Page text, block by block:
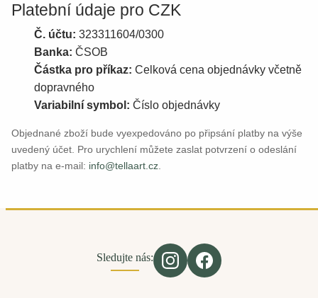
Platební údaje pro CZK
Č. účtu: 323311604/0300
Banka: ČSOB
Částka pro příkaz: Celková cena objednávky včetně
dopravného
Variabilní symbol: Číslo objednávky
Objednané zboží bude vyexpedováno po připsání platby na výše
uvedený účet. Pro urychlení můžete zaslat potvrzení o odeslání
platby na e-mail: info@tellaart.cz
Sledujte nás: